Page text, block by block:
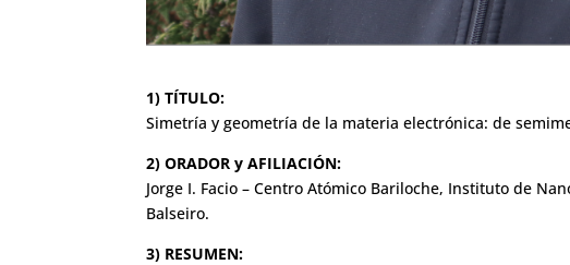
1) TÍTULO:
Simetría y geometría de la materia electrónica: de
2) ORADOR y AFILIACIÓN:
Jorge I. Facio – Centro Atómico Bariloche, Instituto de
Balseiro.
3) RESUMEN: